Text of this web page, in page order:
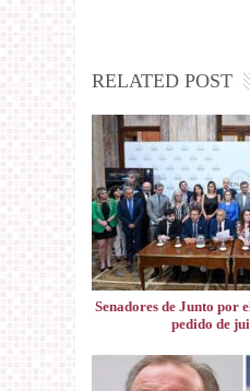
RELATED POST
Senadores de Junto por
pedido de